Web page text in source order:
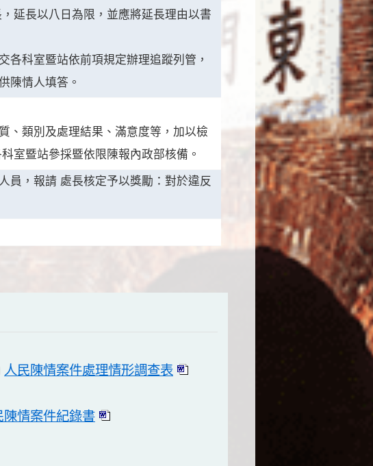
延長以八日為限，並應將延長理由以書
各科室暨站依前項規定辦理追蹤列管，
陳情人填答。
、類別及處理結果、滿意度等，加以檢
室暨站參採暨依限陳報內政部核備。
員，報請 處長核定予以獎勵：對於違反
人民陳情案件處理情形調查表
陳情案件紀錄書